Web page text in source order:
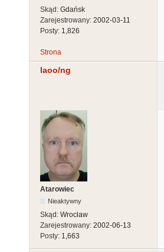
Skąd: Gdańsk
Zarejestrowany: 2002-03-11
Posty: 1,826
Strona
laoo/ng
Atarowiec
Nieaktywny
Skąd: Wrocław
Zarejestrowany: 2002-06-13
Posty: 1,663